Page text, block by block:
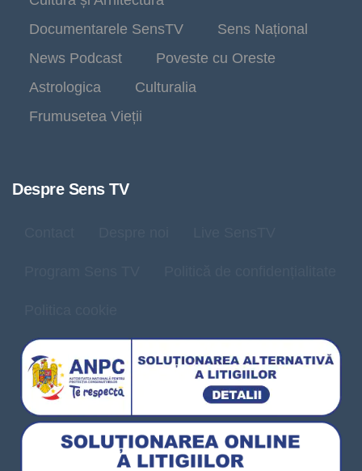
Documentarele SensTV
Sens Național
News Podcast
Poveste cu Oreste
Astrologica
Culturalia
Frumusetea Vieții
Despre Sens TV